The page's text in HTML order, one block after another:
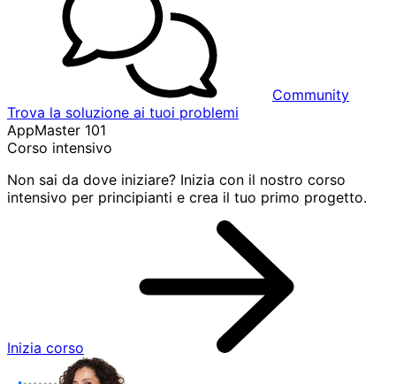
Community
Trova la soluzione ai tuoi problemi
AppMaster 101
Corso intensivo
Non sai da dove iniziare? Inizia con il nostro corso
intensivo per principianti e crea il tuo primo progetto.
Inizia corso